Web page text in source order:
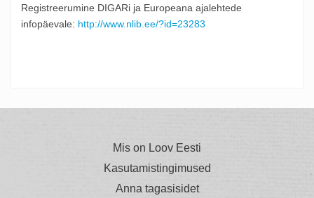
Registreerumine DIGARi ja Europeana ajalehtede
infopäevale: http://www.nlib.ee/?id=23283
Mis on Loov Eesti
Kasutamistingimused
Anna tagasisidet